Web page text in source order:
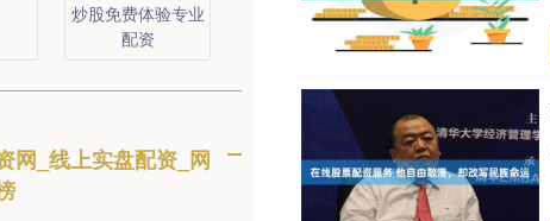
炒股免费体验专业
配资
网_线上实盘配资_网